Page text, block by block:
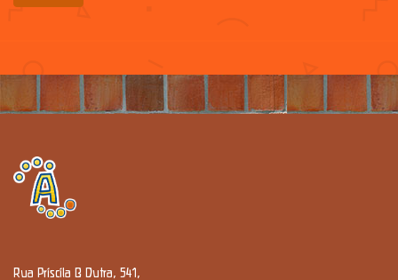
Rua Priscila B Dutra, 541,